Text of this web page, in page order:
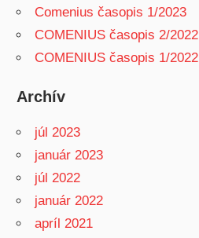
Comenius časopis 1/2023
COMENIUS časopis 2/2022
COMENIUS časopis 1/2022
Archív
júl 2023
január 2023
júl 2022
január 2022
apríl 2021